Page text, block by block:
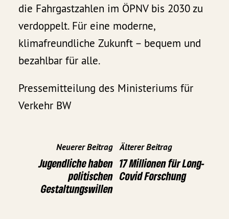
die Fahrgastzahlen im ÖPNV bis 2030 zu
verdoppelt. Für eine moderne,
klimafreundliche Zukunft – bequem und
bezahlbar für alle.
Pressemitteilung des Ministeriums für
Verkehr BW
Neuerer Beitrag
Jugendliche haben
politischen
Gestaltungswillen
Älterer Beitrag
17 Millionen für Long-
Covid Forschung